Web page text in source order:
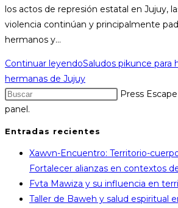
los actos de represión estatal en Jujuy,
violencia continúan y principalmente
hermanos y…
Continuar leyendoSaludos pikunce para
hermanas de Jujuy
Press
panel.
Entradas recientes
Xawvn-Encuentro: Territorio-
Fortalecer alianzas en contextos
Fvta Mawiza y su influencia en
Taller de Baweh y salud espiritual